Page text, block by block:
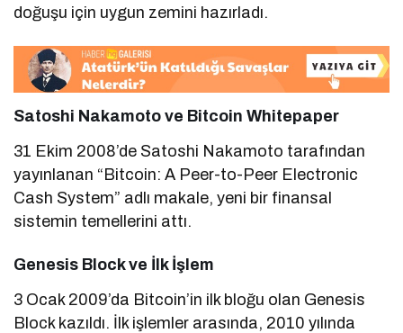
doğuşu için uygun zemini hazırladı.
Satoshi Nakamoto ve Bitcoin Whitepaper
31 Ekim 2008’de Satoshi Nakamoto tarafından
yayınlanan “Bitcoin: A Peer-to-Peer Electronic
Cash System” adlı makale, yeni bir finansal
sistemin temellerini attı.
Genesis Block ve İlk İşlem
3 Ocak 2009’da Bitcoin’in ilk bloğu olan Genesis
Block kazıldı. İlk işlemler arasında, 2010 yılında